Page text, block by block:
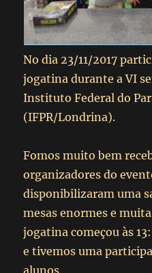
No dia 23/11/2017
jogatina durante a VI
Instituto Federal do
(IFPR/Londrina).
Fomos muito bem
organizadores do
disponibilizaram uma
mesas enormes e
jogatina começou às
e tivemos uma
alunos.